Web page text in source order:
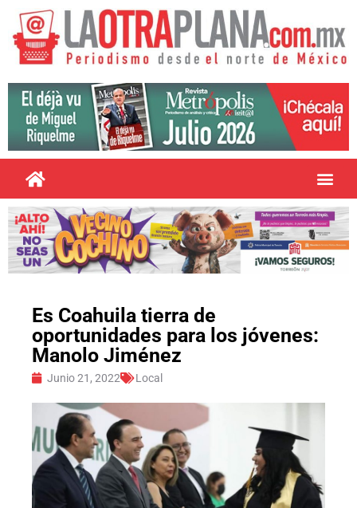
Es Coahuila tierra de
oportunidades para los jóvenes:
Manolo Jiménez
Junio 21, 2022 Local